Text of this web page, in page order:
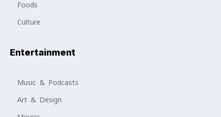
Foods
Culture
Entertainment
Music & Podcasts
Art & Design